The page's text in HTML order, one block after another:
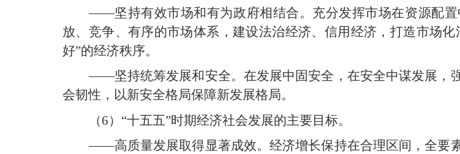
——坚持有效市场和有为政府相结合。充分发挥市场在资源配
放、竞争、有序的市场体系，建设法治经济、信用经济，打造市场
好”的经济秩序。
——坚持统筹发展和安全。在发展中固安全，在安全中谋发展，
会韧性，以新安全格局保障新发展格局。
（6）“十五五”时期经济社会发展的主要目标。
——高质量发展取得显著成效。经济增长保持在合理区间，全要